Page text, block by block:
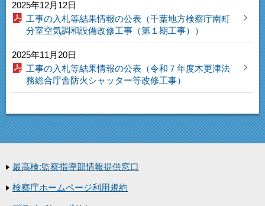
2025年12月12日
工事の入札等結果情報の公表（千葉地方検察庁南町
分室空気調和設備改修工事（第１期工事））
2025年11月20日
工事の入札等結果情報の公表（令和７年度木更津法
務総合庁舎防火シャッター等改修工事）
最高検:監察指導部情報提供窓口
検察庁ホームページ利用規約